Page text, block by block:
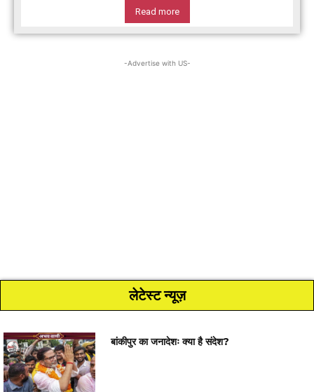
Read more
-Advertise with US-
लेटेस्ट न्यूज़
बांकीपुर का जनादेशः क्या है संदेश?